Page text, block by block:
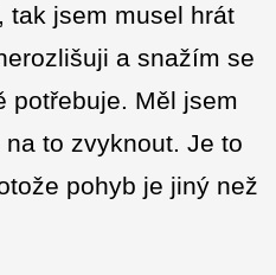
tak jsem musel hrát
a snažím se
potřebuje. Měl jsem
to zvyknout. Je to
pohyb je jiný než